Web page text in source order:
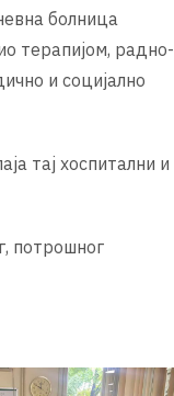
болница
терапијом, радно-
и социјално
тај хоспитални и
потрошног